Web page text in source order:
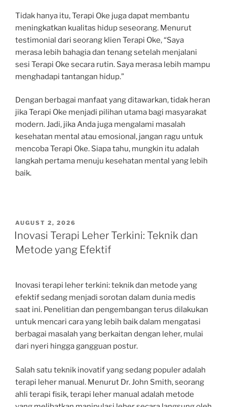
Tidak hanya itu, Terapi Oke juga dapat membantu
meningkatkan kualitas hidup seseorang. Menurut
testimonial dari seorang klien Terapi Oke, “Saya
merasa lebih bahagia dan tenang setelah menjalani
sesi Terapi Oke secara rutin. Saya merasa lebih mampu
menghadapi tantangan hidup.”
Dengan berbagai manfaat yang ditawarkan, tidak heran
jika Terapi Oke menjadi pilihan utama bagi masyarakat
modern. Jadi, jika Anda juga mengalami masalah
kesehatan mental atau emosional, jangan ragu untuk
mencoba Terapi Oke. Siapa tahu, mungkin itu adalah
langkah pertama menuju kesehatan mental yang lebih
baik.
POSTED
ON
AUGUST 2, 2026
Inovasi Terapi Leher Terkini: Teknik dan
Metode yang Efektif
Inovasi terapi leher terkini: teknik dan metode yang
efektif sedang menjadi sorotan dalam dunia medis
saat ini. Penelitian dan pengembangan terus dilakukan
untuk mencari cara yang lebih baik dalam mengatasi
berbagai masalah yang berkaitan dengan leher, mulai
dari nyeri hingga gangguan postur.
Salah satu teknik inovatif yang sedang populer adalah
terapi leher manual. Menurut Dr. John Smith, seorang
ahli terapi fisik, terapi leher manual adalah metode